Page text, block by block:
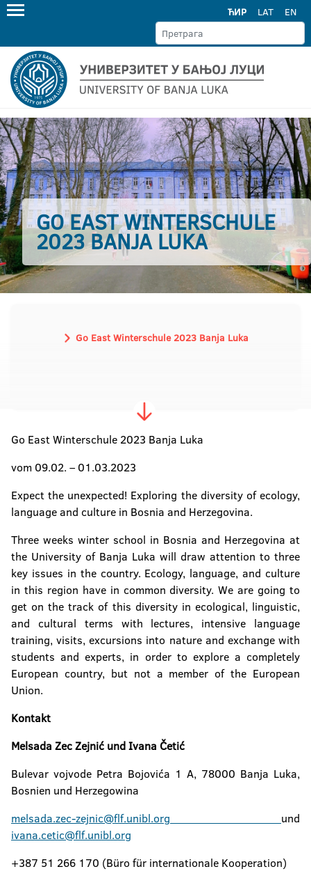
ЋИР LAT EN
GO EAST WINTERSCHULE
2023 BANJA LUKA
Go East Winterschule 2023 Banja Luka
Go East Winterschule 2023 Banja Luka
vom 09.02. – 01.03.2023
Expect the unexpected! Exploring the diversity of ecology,
language and culture in Bosnia and Herzegovina.
Three weeks winter school in Bosnia and Herzegovina at
the University of Banja Luka will draw attention to three
key issues in the country. Ecology, language, and culture
in this region have in common diversity. We are going to
get on the track of this diversity in ecological, linguistic,
and cultural terms with lectures, intensive language
training, visits, excursions into nature and exchange with
students and experts, in order to explore a completely
European country, but not a member of the European
Union.
Kontakt
Melsada Zec Zejnić und Ivana Četić
Bulevar vojvode Petra Bojovića 1 A, 78000 Banja Luka,
Bosnien und Herzegowina
melsada.zec-zejnic@flf.unibl.org und
ivana.cetic@flf.unibl.org
+387 51 266 170 (Büro für internationale Kooperation)